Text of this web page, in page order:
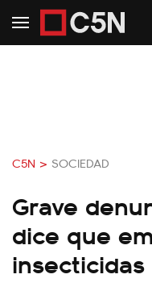
C5N > SOCIEDAD
Grave
dice que